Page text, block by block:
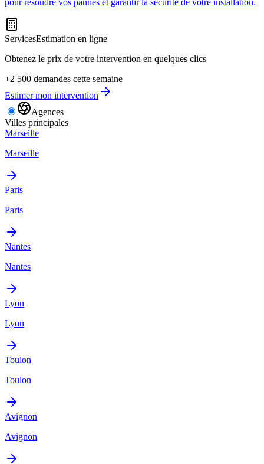
pour résoudre vos pannes et garantir la sécurité de votre installation.
ServicesEstimation en ligne
Obtenez le prix de votre intervention en quelques clics
+2 500 demandes cette semaine
Estimer mon intervention
Agences
Villes principales
Marseille
Marseille
Paris
Paris
Nantes
Nantes
Lyon
Lyon
Toulon
Toulon
Avignon
Avignon